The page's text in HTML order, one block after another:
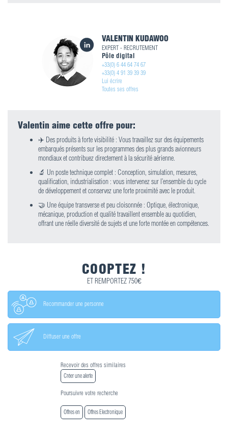
VALENTIN KUDAWOO
EXPERT - RECRUTEMENT
Pôle digital
+33(0) 6 44 64 74 67
+33(0) 4 91 39 39 39
Lui écrire
Toutes ses offres
Valentin aime cette offre pour:
✈️ Des produits à forte visibilité : Vous travaillez sur des équipements
embarqués présents sur les programmes des plus grands avionneurs
mondiaux et contribuez directement à la sécurité aérienne.
🔬 Un poste technique complet : Conception, simulation, mesures,
qualification, industrialisation : vous intervenez sur l’ensemble du cycle
de développement et conservez une forte proximité avec le produit.
🤝 Une équipe transverse et peu cloisonnée : Optique, électronique,
mécanique, production et qualité travaillent ensemble au quotidien,
offrant une réelle diversité de sujets et une forte montée en compétences.
COOPTEZ !
ET REMPORTEZ 750€
Recommander une personne
Diffuser une offre
Recevoir des offres similaires
Créer une alerte
Poursuivre votre recherche
Offres en Offres Electronique